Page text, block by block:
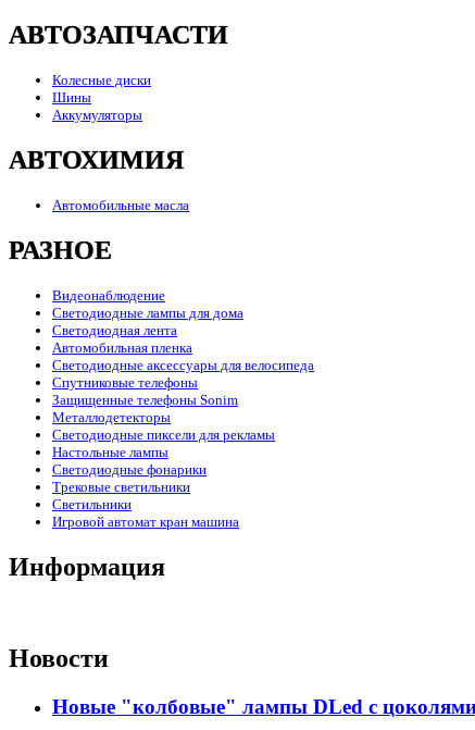
АВТОЗАПЧАСТИ
Колесные диски
Шины
Аккумуляторы
АВТОХИМИЯ
Автомобильные масла
РАЗНОЕ
Видеонаблюдение
Светодиодные лампы для дома
Светодиодная лента
Автомобильная пленка
Светодиодные аксессуары для велосипеда
Спутниковые телефоны
Защищенные телефоны Sonim
Металлодетекторы
Светодиодные пиксели для рекламы
Настольные лампы
Светодиодные фонарики
Трековые светильники
Светильники
Игровой автомат кран машина
Информация
Новости
Новые "колбовые" лампы DLed с цоколями